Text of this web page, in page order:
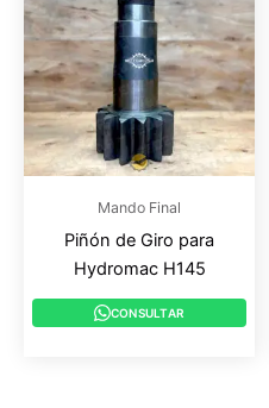
Mando Final
Piñón de Giro para
Hydromac H145
CONSULTAR